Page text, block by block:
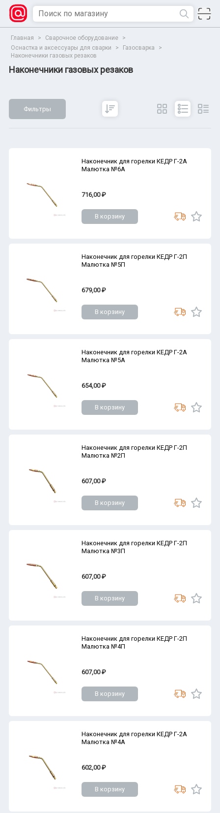
Главная > Сварочное оборудование
>
Оснастка и аксессуары для сварки
> Газосварка
>
Наконечники газовых резаков
Наконечники газовых резаков
Фильтры
Наконечник для горелки КЕДР Г-2А
Малютка №6А
716,00 ₽
В корзину
Наконечник для горелки КЕДР Г-2П
Малютка №5П
679,00 ₽
В корзину
Наконечник для горелки КЕДР Г-2А
Малютка №5А
654,00 ₽
В корзину
Наконечник для горелки КЕДР Г-2П
Малютка №2П
607,00 ₽
В корзину
Наконечник для горелки КЕДР Г-2П
Малютка №3П
607,00 ₽
В корзину
Наконечник для горелки КЕДР Г-2П
Малютка №4П
607,00 ₽
В корзину
Наконечник для горелки КЕДР Г-2А
Малютка №4А
602,00 ₽
В корзину